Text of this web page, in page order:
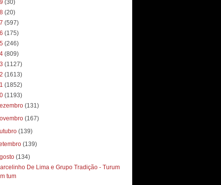
(30)
(20)
(597)
(175)
(246)
(809)
(1127)
(1613)
(1852)
(1193)
(131)
(167)
(139)
(139)
(134)
De Lima e Grupo Tradição - Turum
tum